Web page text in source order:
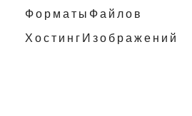
Ф о р м а т ы Ф а й л о в
Х о с т и н г И з о б р а ж е н и й